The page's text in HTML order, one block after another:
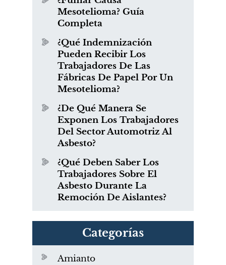
Mesotelioma? Guía
Completa
¿Qué Indemnización
Pueden Recibir Los
Trabajadores De Las
Fábricas De Papel Por Un
Mesotelioma?
¿De Qué Manera Se
Exponen Los Trabajadores
Del Sector Automotriz Al
Asbesto?
¿Qué Deben Saber Los
Trabajadores Sobre El
Asbesto Durante La
Remoción De Aislantes?
Categorías
Amianto